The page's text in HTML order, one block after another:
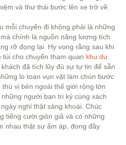
và thư thái bước lên xe trở về.
mỗi chuyến đi không phải là những
chính là nguồn năng lượng tích
rỡ đọng lại. Hy vọng rằng sau khi
cho chuyến tham quan khu du
đã tích lũy đủ sự tự tin để sẵn
lo toan vụn vặt làm chùn bước
vị bên ngoài thế giới rộng lớn
người bạn tri kỷ cùng xách
nghỉ thật sảng khoái. Chúc
tiếng cười giòn giã và có những
nhau thật sự ấm áp, đong đầy